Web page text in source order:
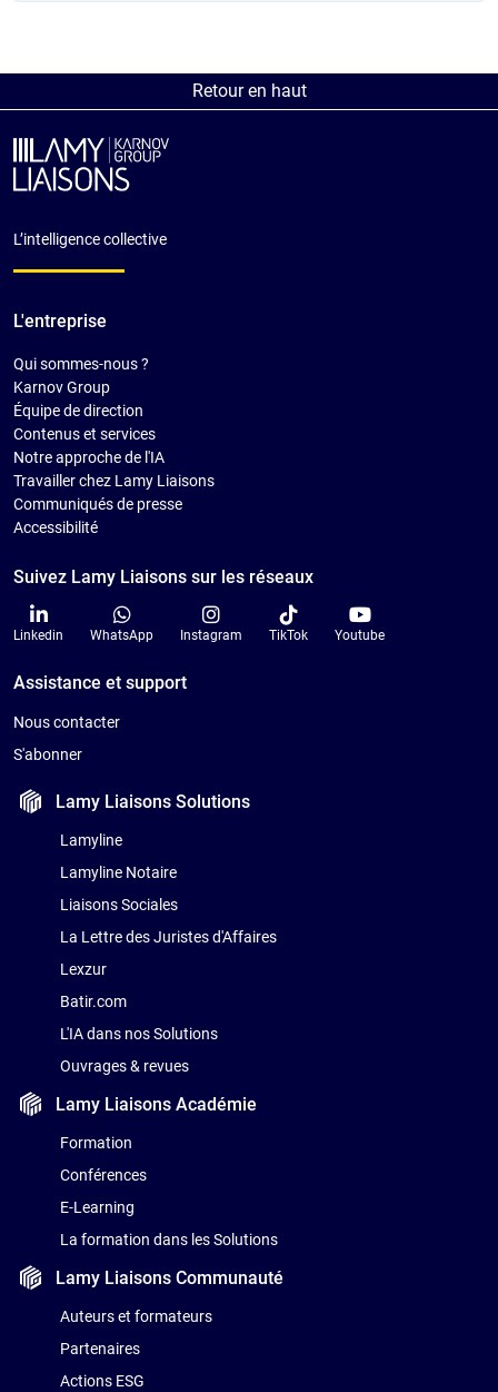
Retour en haut
L’intelligence collective
L'entreprise
Qui sommes-nous ?
Karnov Group
Équipe de direction
Contenus et services
Notre approche de l'IA
Travailler chez Lamy Liaisons
Communiqués de presse
Accessibilité
Suivez Lamy Liaisons sur les réseaux
Linkedin WhatsApp Instagram TikTok Youtube
Assistance et support
Nous contacter
S'abonner
Lamy LiaisonsSolutions
Lamyline
Lamyline Notaire
Liaisons Sociales
La Lettre des Juristes d'Affaires
Lexzur
Batir.com
L'IA dans nos Solutions
Ouvrages & revues
Lamy LiaisonsAcadémie
Formation
Conférences
E-Learning
La formation dans les Solutions
Lamy LiaisonsCommunauté
Auteurs et formateurs
Partenaires
Actions ESG